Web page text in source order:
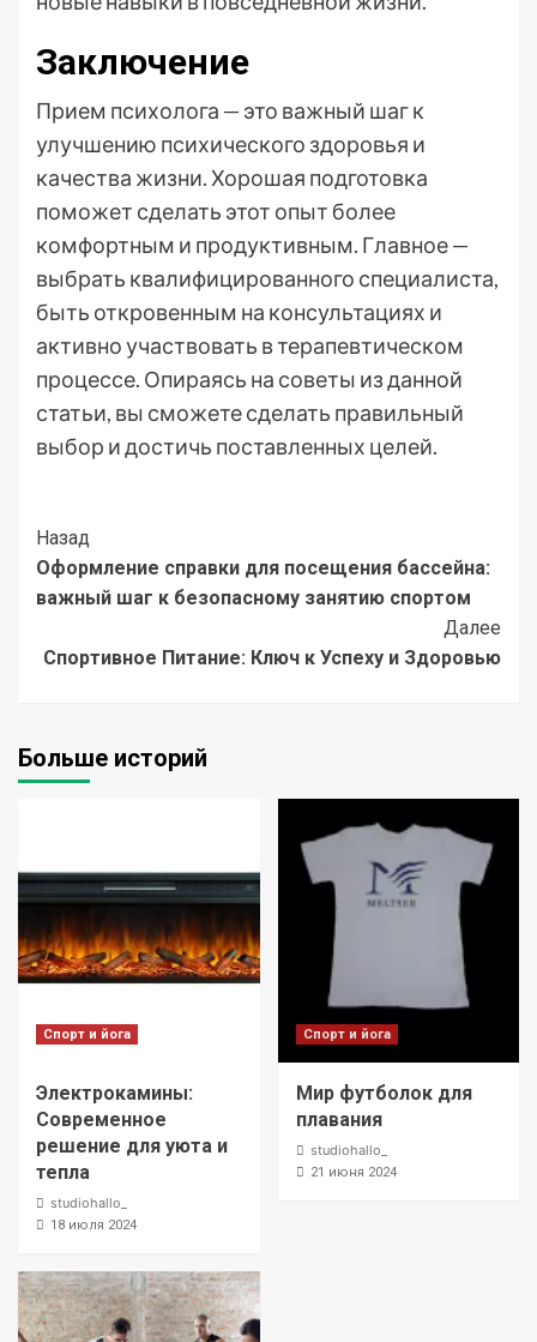
Заключение
Прием психолога — это важный шаг к
улучшению психического здоровья и
качества жизни. Хорошая подготовка
поможет сделать этот опыт более
комфортным и продуктивным. Главное —
выбрать квалифицированного специалиста,
быть откровенным на консультациях и
активно участвовать в терапевтическом
процессе. Опираясь на советы из данной
статьи, вы сможете сделать правильный
выбор и достичь поставленных целей.
Post
Navigation
Назад
Оформление справки для посещения бассейна:
важный шаг к безопасному занятию спортом
Далее
Спортивное Питание: Ключ к Успеху и Здоровью
Больше историй
Спорт и йога
Электрокамины:
Современное
решение для уюта и
тепла
studiohallo_
18 июля 2024
Спорт и йога
Мир футболок для
плавания
studiohallo_
21 июня 2024